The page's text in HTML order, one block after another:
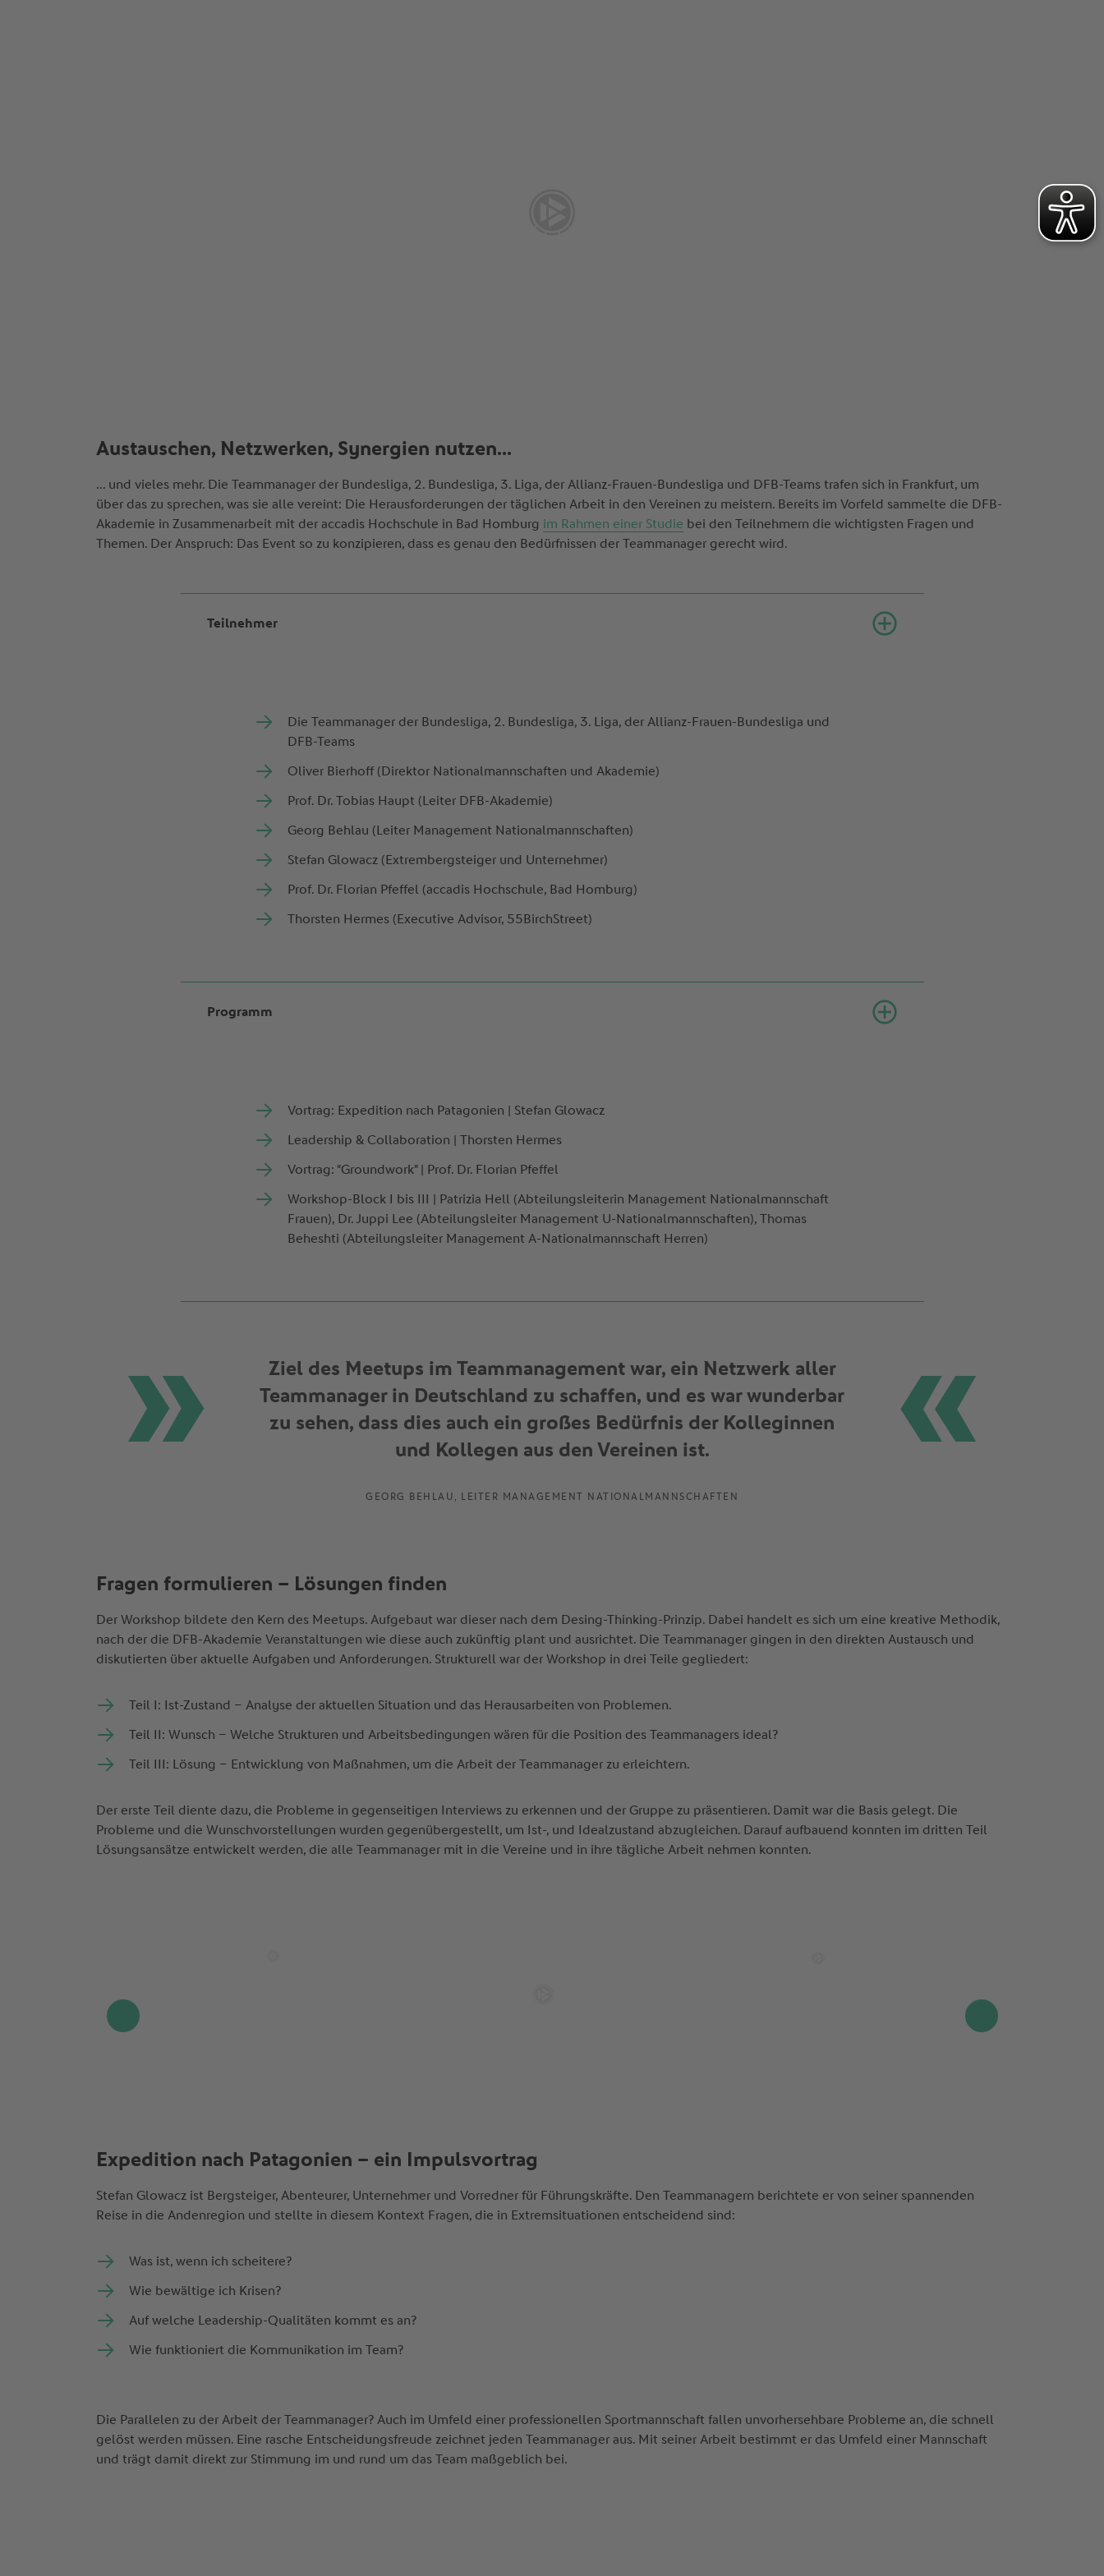
Austauschen, Netzwerken, Synergien nutzen...
... und vieles mehr. Die Teammanager der Bundesliga, 2. Bundesliga, 3. Liga, der Allianz-Frauen-Bundesliga und DFB-Teams trafen sich in Frankfurt, um
über das zu sprechen, was sie alle vereint: Die Herausforderungen der täglichen Arbeit in den Vereinen zu meistern. Bereits im Vorfeld sammelte die DFB-
Akademie in Zusammenarbeit mit der accadis Hochschule in Bad Homburg im Rahmen einer Studie bei den Teilnehmern die wichtigsten Fragen und
Themen. Der Anspruch: Das Event so zu konzipieren, dass es genau den Bedürfnissen der Teammanager gerecht wird.
Teilnehmer
Die Teammanager der Bundesliga, 2. Bundesliga, 3. Liga, der Allianz-Frauen-Bundesliga und
DFB-Teams
Oliver Bierhoff (Direktor Nationalmannschaften und Akademie)
Prof. Dr. Tobias Haupt (Leiter DFB-Akademie)
Georg Behlau (Leiter Management Nationalmannschaften)
Stefan Glowacz (Extrembergsteiger und Unternehmer)
Prof. Dr. Florian Pfeffel (accadis Hochschule, Bad Homburg)
Thorsten Hermes (Executive Advisor, 55BirchStreet)
Programm
Vortrag: Expedition nach Patagonien | Stefan Glowacz
Leadership & Collaboration | Thorsten Hermes
Vortrag: "Groundwork" | Prof. Dr. Florian Pfeffel
Workshop-Block I bis III | Patrizia Hell (Abteilungsleiterin Management Nationalmannschaft
Frauen), Dr. Juppi Lee (Abteilungsleiter Management U-Nationalmannschaften), Thomas
Beheshti (Abteilungsleiter Management A-Nationalmannschaft Herren)
Ziel des Meetups im Teammanagement war, ein Netzwerk aller
Teammanager in Deutschland zu schaffen, und es war wunderbar
zu sehen, dass dies auch ein großes Bedürfnis der Kolleginnen
und Kollegen aus den Vereinen ist.
GEORG BEHLAU, LEITER MANAGEMENT NATIONALMANNSCHAFTEN
Fragen formulieren – Lösungen finden
Der Workshop bildete den Kern des Meetups. Aufgebaut war dieser nach dem Desing-Thinking-Prinzip. Dabei handelt es sich um eine kreative Methodik,
nach der die DFB-Akademie Veranstaltungen wie diese auch zukünftig plant und ausrichtet. Die Teammanager gingen in den direkten Austausch und
diskutierten über aktuelle Aufgaben und Anforderungen. Strukturell war der Workshop in drei Teile gegliedert:
Teil I: Ist-Zustand – Analyse der aktuellen Situation und das Herausarbeiten von Problemen.
Teil II: Wunsch – Welche Strukturen und Arbeitsbedingungen wären für die Position des Teammanagers ideal?
Teil III: Lösung – Entwicklung von Maßnahmen, um die Arbeit der Teammanager zu erleichtern.
Der erste Teil diente dazu, die Probleme in gegenseitigen Interviews zu erkennen und der Gruppe zu präsentieren. Damit war die Basis gelegt. Die
Probleme und die Wunschvorstellungen wurden gegenübergestellt, um Ist-, und Idealzustand abzugleichen. Darauf aufbauend konnten im dritten Teil
Lösungsansätze entwickelt werden, die alle Teammanager mit in die Vereine und in ihre tägliche Arbeit nehmen konnten.
Expedition nach Patagonien – ein Impulsvortrag
Stefan Glowacz ist Bergsteiger, Abenteurer, Unternehmer und Vorredner für Führungskräfte. Den Teammanagern berichtete er von seiner spannenden
Reise in die Andenregion und stellte in diesem Kontext Fragen, die in Extremsituationen entscheidend sind:
Was ist, wenn ich scheitere?
Wie bewältige ich Krisen?
Auf welche Leadership-Qualitäten kommt es an?
Wie funktioniert die Kommunikation im Team?
Die Parallelen zu der Arbeit der Teammanager? Auch im Umfeld einer professionellen Sportmannschaft fallen unvorhersehbare Probleme an, die schnell
gelöst werden müssen. Eine rasche Entscheidungsfreude zeichnet jeden Teammanager aus. Mit seiner Arbeit bestimmt er das Umfeld einer Mannschaft
und trägt damit direkt zur Stimmung im und rund um das Team maßgeblich bei.